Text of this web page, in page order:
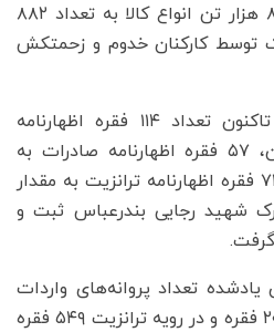
تشریفات گمرکی بیش از ۸۰ هزار تن انواع کالا به تعداد ۸۸۲
توسط کارکنان خدوم و زحمتکش
وی افزود: از زمان حادثه تاکنون تعداد ۱۱۴ فقره اظهارنامه
واردات به میزان ۴۵۳۵ تن، ۵۷ فقره اظهارنامه صادرات به
مقدار ۴۸ هزار و ۶۸۱ تن و ۷۱۱ فقره اظهارنامه ترانزیت به مقدار
در گمرک شهید رجایی بندرعباس ثبت و
یادشده تعداد پروانه‌های واردات
ارسال شده به درب خروج ۲۰۲ فقره و در رویه ترانزیت ۵۴۹ فقره